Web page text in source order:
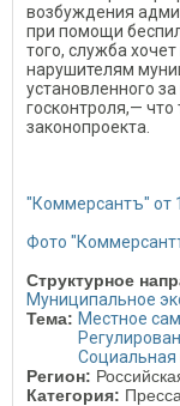
возбуждения
при помощи
того, служба
нарушителям
установленного
госконтроля,— что
законопроекта.
"Коммерсантъ" от
Фото
Структурное
Муниципальное
Тема: Местное
Социальная
Регион:
Категория: Пресса